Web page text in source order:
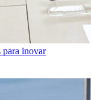
para inovar